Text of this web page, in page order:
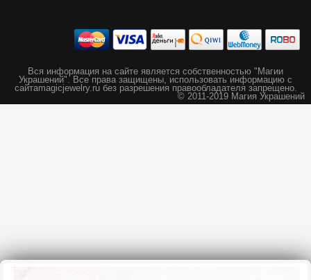
Вся информация на сайте является собственностью "Магии
Украшений". Все права защищены, использовать информацию с
сайтаmagicjewelry.ru без разрешения правообладателя запрещено.
© 2011-2019 Магия Украшений